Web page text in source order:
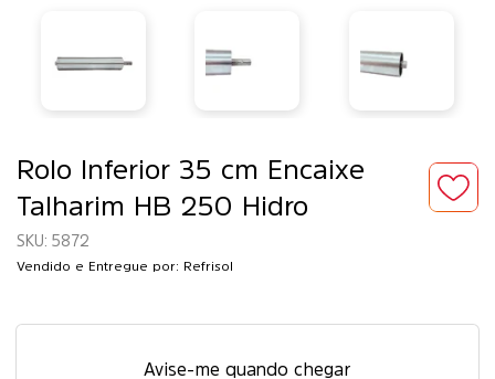
Rolo Inferior 35 cm Encaixe
Talharim HB 250 Hidro
5872
Vendido e Entregue por: Refrisol
Avise-me quando chegar